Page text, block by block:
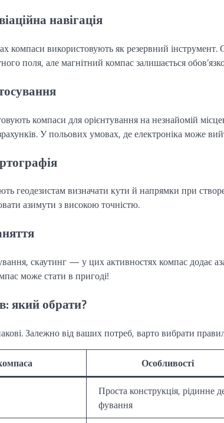
навігація
компаси використовують як резервний інструмент.
поля, але магнітний компас залишається
компаси для орієнтування на незнайомій
У польових умовах, де електроніка може
геодезистам визначати кути й напрямки при
азимути з високою точністю.
скаутинг — у цих активностях компас додає
може стати в пригоді!
який обрати?
Залежно від ваших потреб, варто вибрати
Особливості
Проста конструкція, рідинне
фування